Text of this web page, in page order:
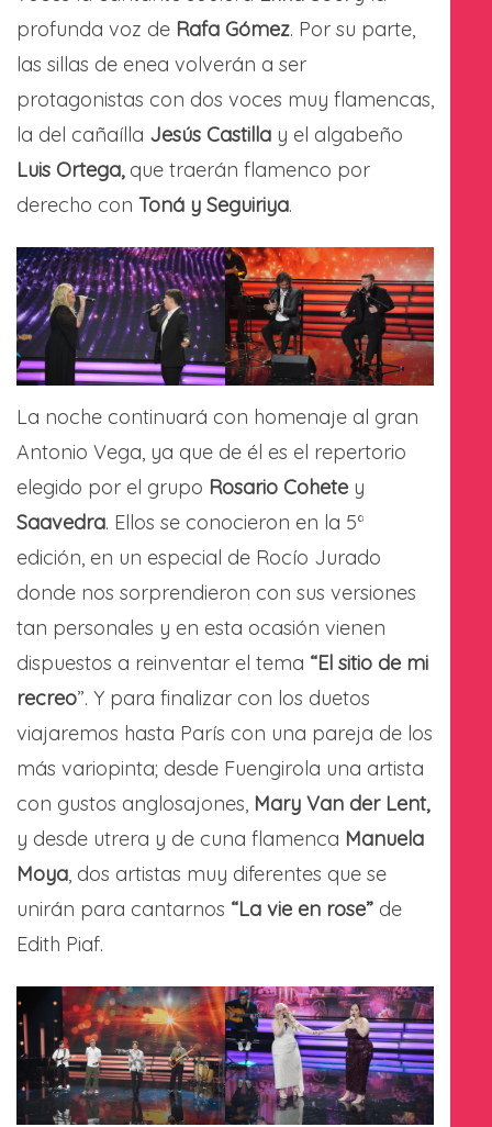
profunda voz de Rafa Gómez. Por su parte,
las sillas de enea volverán a ser
protagonistas con dos voces muy flamencas,
la del cañaílla Jesús Castilla y el algabeño
Luis Ortega,que traerán flamenco por
derecho con Toná y Seguiriya.
La noche continuará con homenaje al gran
Antonio Vega, ya que de él es el repertorio
elegido por el grupo Rosario Cohete y
Saavedra. Ellos se conocieron en la 5ª
edición, en un especial de Rocío Jurado
donde nos sorprendieron con sus versiones
tan personales y en esta ocasión vienen
dispuestos a reinventar el tema “El sitio de mi
recreo”. Y para finalizar con los duetos
viajaremos hasta París con una pareja de los
más variopinta; desde Fuengirola una artista
con gustos anglosajones, Mary Van der Lent,
y desde utrera y de cuna flamenca Manuela
Moya, dos artistas muy diferentes que se
unirán para cantarnos “La vie en rose” de
Edith Piaf.